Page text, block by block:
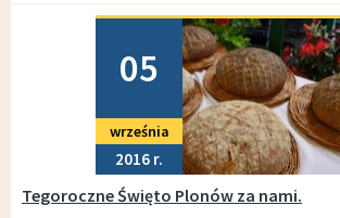
05
września
2016
Tegoroczne Święto Plonów za nami.